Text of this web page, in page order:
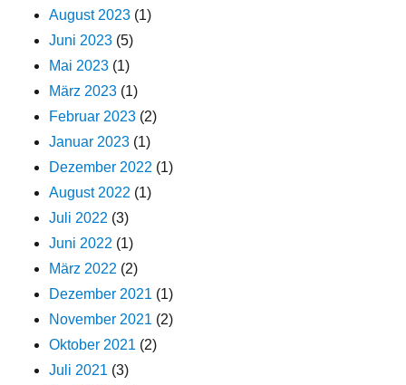
August 2023 (1)
Juni 2023 (5)
Mai 2023 (1)
März 2023 (1)
Februar 2023 (2)
Januar 2023 (1)
Dezember 2022 (1)
August 2022 (1)
Juli 2022 (3)
Juni 2022 (1)
März 2022 (2)
Dezember 2021 (1)
November 2021 (2)
Oktober 2021 (2)
Juli 2021 (3)